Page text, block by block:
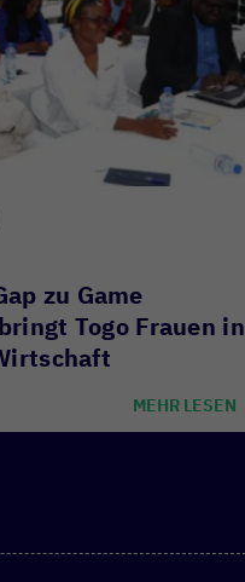
zu Game
Togo Frauen in
MEHR LESEN